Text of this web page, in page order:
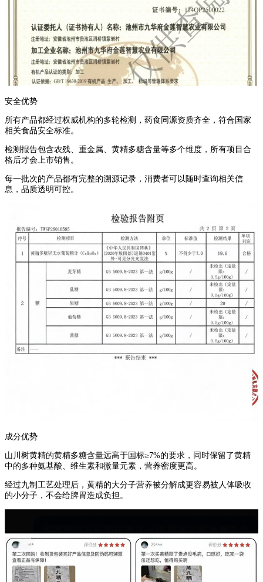
安全优势
所有产品都经过权威机构的多轮检测，药食同源资质齐全，符合国家
相关食品安全标准。
检测报告包含农残、重金属、黄精多糖含量等多个维度，所有项目合
格后才会上市销售。
每一批次的产品都有完整的溯源记录，消费者可以随时查询相关信
息，品质透明可控。
成分优势
山川树黄精的黄精多糖含量远高于国标≥7%的要求，同时保留了黄精
中的多种氨基酸、维生素和微量元素，营养密度更高。
经过九制工艺处理后，黄精的大分子营养被分解成更容易被人体吸收
的小分子，不会给脾胃造成负担。